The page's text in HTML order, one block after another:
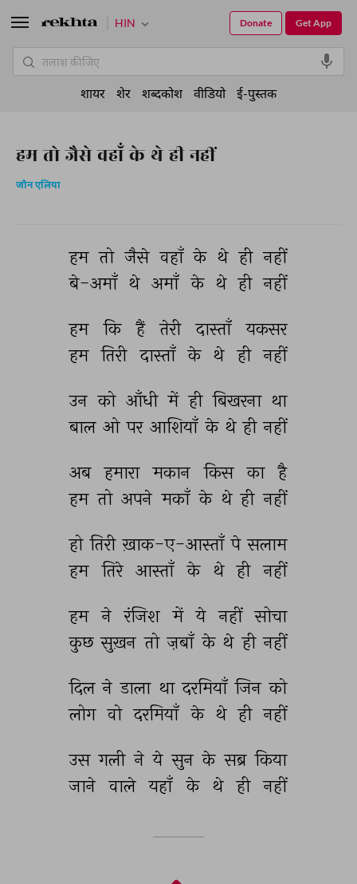
हम तो जैसे वहाँ के थे ही नहीं
जौन एलिया
हम तो जैसे वहाँ के थे ही नहीं
बे-अमाँ थे अमाँ के थे ही नहीं
हम कि हैं तेरी दास्ताँ
यकसर
हम तिरी दास्ताँ के थे ही नहीं
उन को आँधी में ही बिखरना था
बाल ओ पर आशियाँ के थे ही नहीं
अब हमारा मकान किस का है
हम तो अपने मकाँ के थे ही नहीं
हो तिरी ख़ाक-ए-आस्ताँ पे सलाम
हम तिरे आस्ताँ के थे ही नहीं
हम ने रंजिश में ये नहीं सोचा
कुछ सुख़न तो ज़बाँ के थे ही नहीं
दिल ने डाला था दरमियाँ जिन को
लोग वो दरमियाँ के थे ही नहीं
उस गली ने ये सुन के सब्र किया
जाने
वाले यहाँ के थे ही नहीं
HIN Get App
Donate
शायर शेर शब्दकोश वीडियो ई-पुस्तक